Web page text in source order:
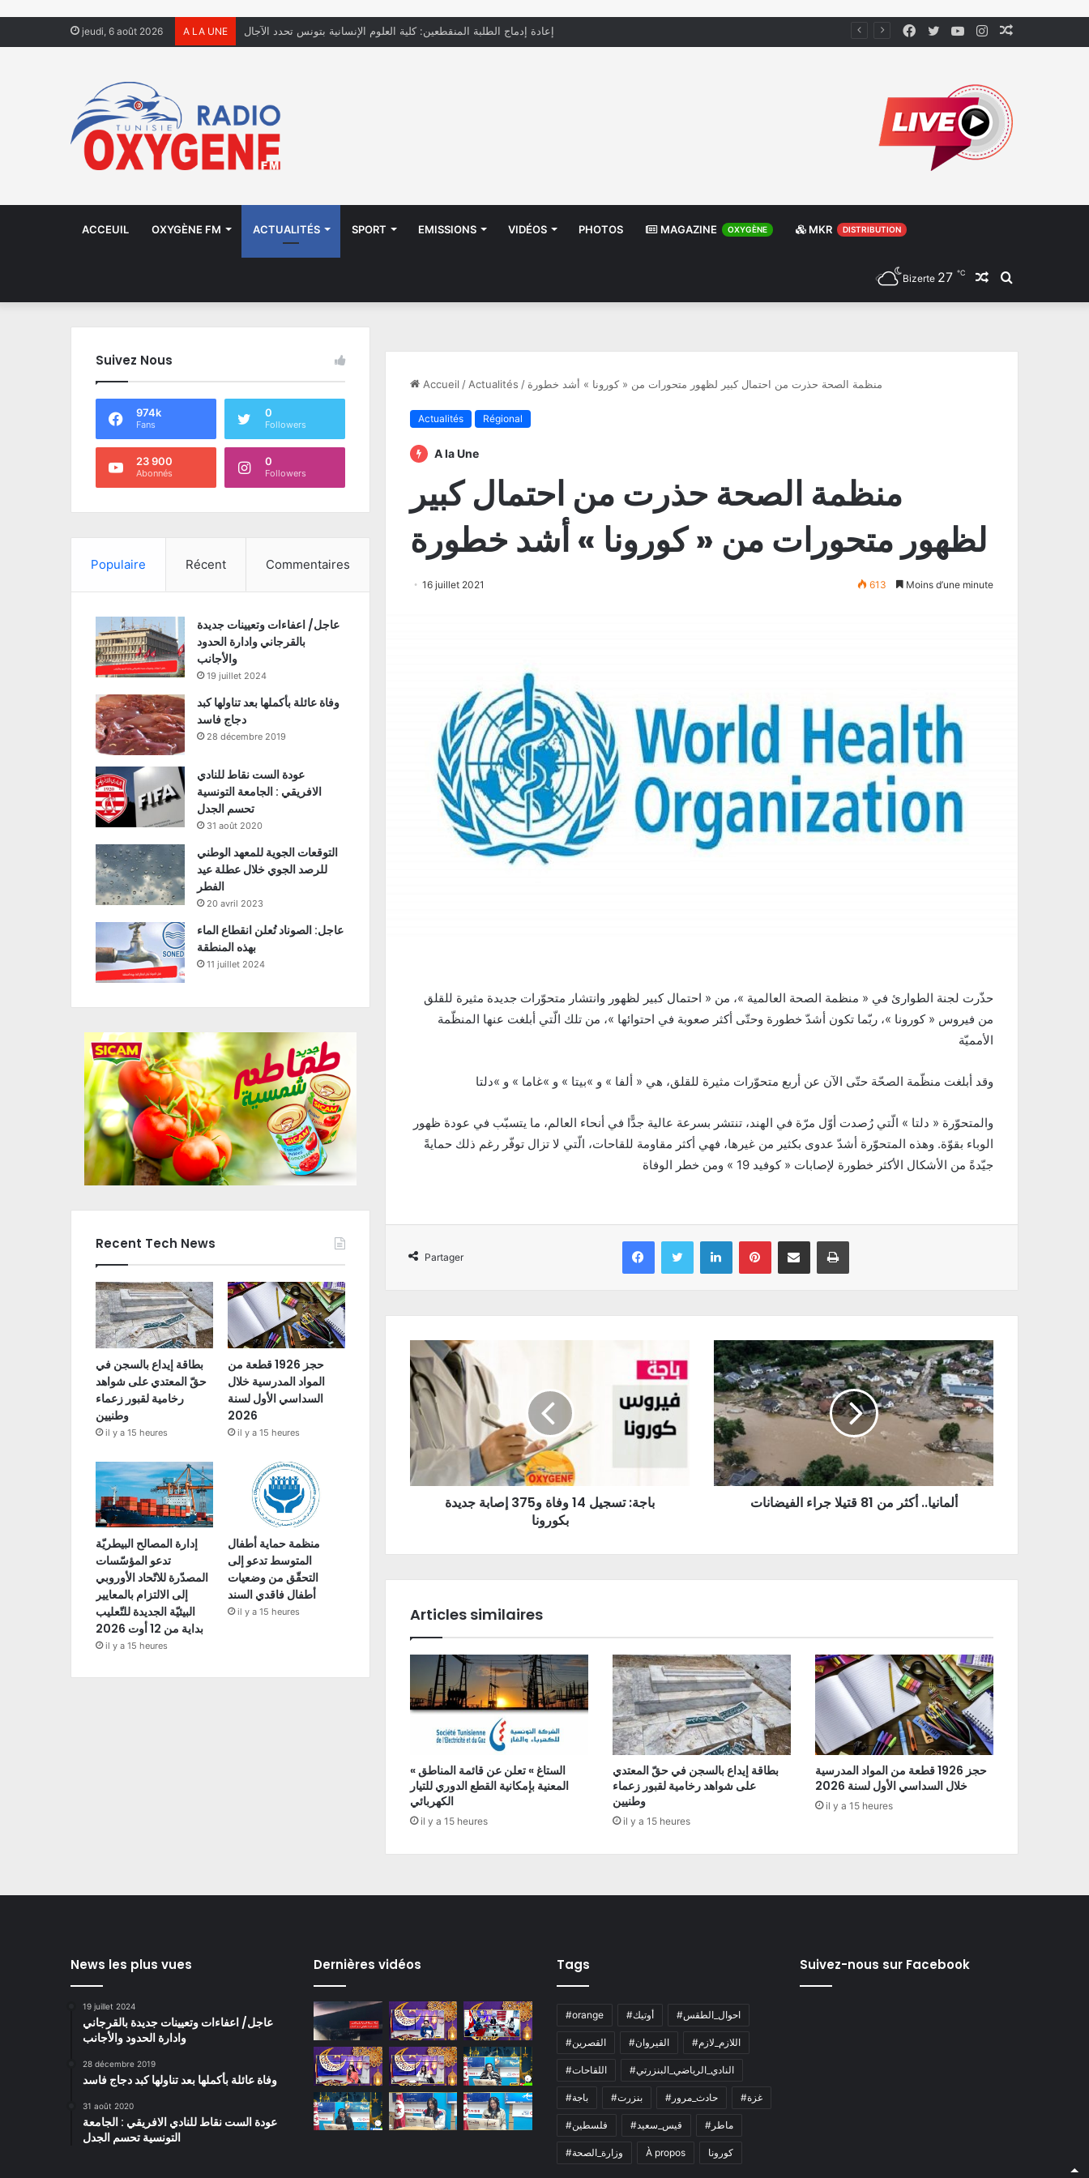
jeudi, 6 août 2026 A LA UNE إعادة إدماج الطلبة المنقطعين: كلية العلوم الإنسانية بتونس تحدد الآجال Instagram
YouTube
Twitter
Facebook
ACCEUIL OXYGÈNE FM ACTUALITÉS SPORT EMISSIONS VIDÉOS PHOTOS MAGAZINE OXYGÈNE MKR DISTRIBUTION
Rechercher
Article
Bizerte 27 ℃
Accueil / Actualités / منظمة الصحة حذرت من احتمال كبير لظهور متحورات من « كورونا » أشد خطورة
Actualités Régional
A la Une
منظمة الصحة حذرت من احتمال كبير
لظهور متحورات من « كورونا » أشد خطورة
16 juillet 2021 613 Moins d’une minute
حذّرت لجنة الطوارئ في « ​منظمة الصحة العالمية​ »، من « احتمال كبير لظهور وانتشار متحوّرات جديدة مثيرة للقلق
من فيروس « كورونا »، ربّما تكون أشدّ خطورة وحتّى أكثر صعوبة في احتوائها »، من تلك الّتي أبلغت عنها المنظّمة
الأمميّة
وقد أبلغت منظّمة الصحّة حتّى الآن عن أربع متحوّرات مثيرة للقلق، هي « ألفا » و »بيتا » و »غاما » و »دلتا
والمتحوّرة « دلتا » الّتي رُصدت أوّل مرّة في ​الهند​، تنتشر بسرعة عالية جدًّا في أنحاء العالم، ما يتسبّب في عودة ظهور
الوباء بقوّة. وهذه المتحوّرة أشدّ عدوى بكثير من غيرها، فهي أكثر مقاومة للقاحات، الّتي لا تزال توفّر رغم ذلك حمايةً
جيّدةً من الأشكال الأكثر خطورة لإصابات « ​كوفيد 19​ » ومن خطر الوفاة
Partager
Facebook Twitter Linkedin Pinterest Partager par email Imprimer
باجة: تسجيل 14 وفاة و375 إصابة جديدة
بكورونا
ألمانيا.. أكثر من 81 قتيلا جراء الفيضانات
Articles similaires
« الستاغ » تعلن عن قائمة المناطق
المعنية بإمكانية القطع الدوري للتيار
الكهربائي
il y a 15 heures
بطاقة إيداع بالسجن في حقّ المعتدي
على شواهد رخامية لقبور زعماء
وطنيين
il y a 15 heures
حجز 1926 قطعة من المواد المدرسية
خلال السداسي الأول لسنة 2026
il y a 15 heures
Suivez Nous
974k
Fans
0
Followers
23 900
Abonnés
0
Followers
Populaire Récent Commentaires
عاجل/ اعفاءات وتعيينات جديدة
بالقرجاني وادارة الحدود
والأجانب
19 juillet 2024
وفاة عائلة بأكملها بعد تناولها كبد
دجاج فاسد
28 décembre 2019
عودة الست نقاط للنادي
الافريقي : الجامعة التونسية
تحسم الجدل
31 août 2020
التوقعات الجوية للمعهد الوطني
للرصد الجوي خلال عطلة عيد
الفطر
20 avril 2023
عاجل: الصوناد تُعلن انقطاع الماء
بهذه المنطقة
11 juillet 2024
Recent Tech News
بطاقة إيداع بالسجن في
حقّ المعتدي على شواهد
رخامية لقبور زعماء
وطنيين
il y a 15 heures
حجز 1926 قطعة من
المواد المدرسية خلال
السداسي الأول لسنة
2026
il y a 15 heures
إدارة المصالح البيطريّة
تدعو المؤسّسات
المصدّرة للاتّحاد الأوروبي
إلى الالتزام بالمعايير
البيئيّة الجديدة للتّعليب
بداية من 12 أوت 2026
il y a 15 heures
منظمة حماية أطفال
المتوسط تدعو إلى
التحقّق من وضعيات
أطفال فاقدي السند
il y a 15 heures
News les plus vues
19 juillet 2024
عاجل/ اعفاءات وتعيينات جديدة بالقرجاني
وادارة الحدود والأجانب
28 décembre 2019
وفاة عائلة بأكملها بعد تناولها كبد دجاج فاسد
31 août 2020
عودة الست نقاط للنادي الافريقي : الجامعة
التونسية تحسم الجدل
Dernières vidéos Tags
#orange #أوتيك #احوال_الطقس
#القصرين #القيروان #اللازم_لازم
#اللقاحات #النادي_الرياضي_البنزرتي
#باجة #بنزرت #حادث_مرور #غزة
#فلسطين #قيس_سعيد #ماطر
#وزارة_الصحة À propos كورونا
Suivez-nous sur Facebook